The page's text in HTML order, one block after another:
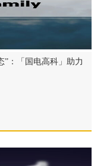
”：「国电高科」助力